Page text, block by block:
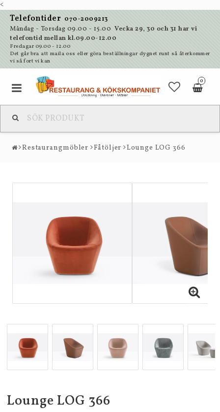
<
Telefontider 070-2009213
Måndag - Torsdag 09.00 - 15.00 Vecka 29, 30 och 31 har vi
telefontid mellan kl.09.00-12.00
Fredagar 09.00 - 12.00
Det går bra att maila oss eller göra beställningar dygnet runt så återkommer
vi så fort vi kan
0
Restaurangmöbler Fåtöljer Lounge LOG 366
Lounge LOG 366